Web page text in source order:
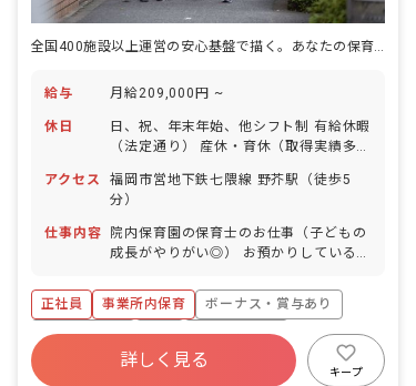
給与 月給209,000円 ~
休日
日、祝、年末年始、他シフト制 有給休暇
（法定通り） 産休・育休（取得実績多
日
アクセス
福岡市営地下鉄七隈線 野芥駅（徒歩5
分）
仕事内容
院内保育園の保育士のお仕事（子どもの
成長がやりがい◎） お預かりしている子
食事・睡眠・排泄・清潔・衣類の着脱等
・集団生活を通じた社会性の装着 ・行事
の計画・実行、お知らせの作成
正社員 事業所内保育
ボーナス・賞与あり
社会保険完備
有給
福利厚生充実
昇給昇進あり
産休育休制度
詳しく見る
キープ